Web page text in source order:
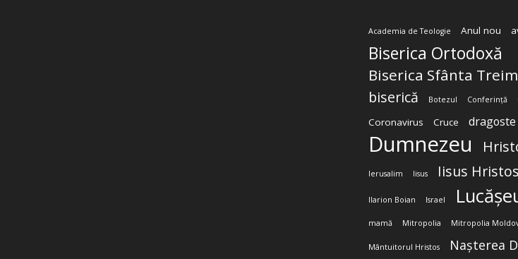
Academia de Teologie Anul nou
Biserica Ortodoxă
Biserica Sfânta
biserică Botezul Conferință
Coronavirus
Cruce dragoste
Dumnezeu
Ierusalim Iisus Iisus Hristos
Ilarion Boian Israel
mamă Mitropolia Mitropolia
Mântuitorul Hristos Nașterea